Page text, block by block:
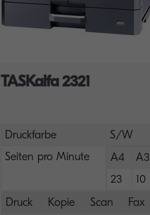
TASKalfa 2321
Druckfarbe
S/W
Seiten pro Minute
A4
A3
23
10
Druck
Kopie Scan
Fax